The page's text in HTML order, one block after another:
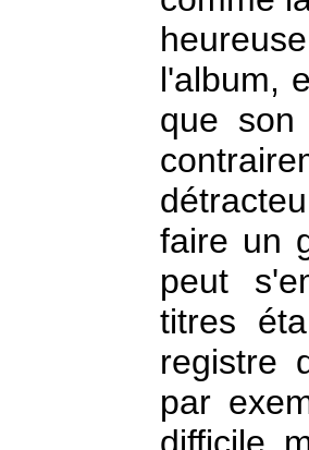
l'album,
que
faire un
peut
titres
registre
par